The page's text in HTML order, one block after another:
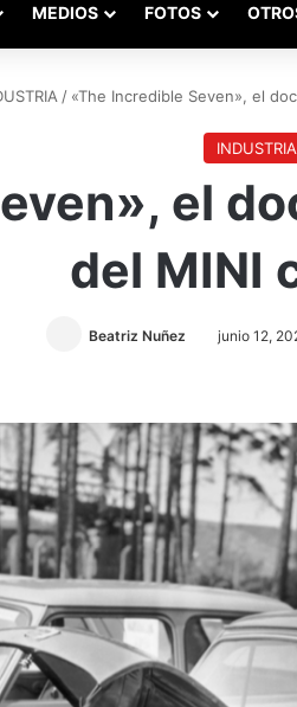
MEDIOS FOTOS
/ «The Incredible Seven», el
INDUSTRIA
el
del MINI
Beatriz Nuñez junio 12,